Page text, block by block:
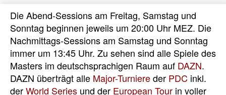
Die Abend-Sessions am Freitag, Samstag und
Sonntag beginnen jeweils um 20:00 Uhr MEZ. Die
Nachmittags-Sessions am Samstag und Sonntag
immer um 13:45 Uhr. Zu sehen sind alle Spiele des
Masters im deutschsprachigen Raum auf DAZN.
DAZN überträgt alle Major-Turniereder PDC inkl.
derWorld Series und der European Tour in voller